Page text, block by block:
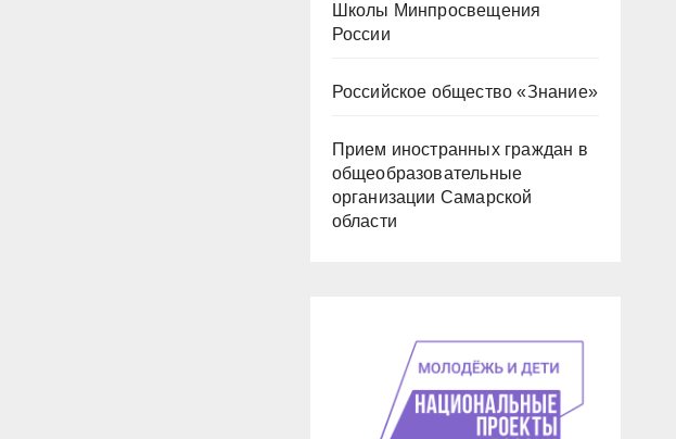
Школы Минпросвещения
России
Российское общество «Знание»
Прием иностранных граждан в
общеобразовательные
организации Самарской
области